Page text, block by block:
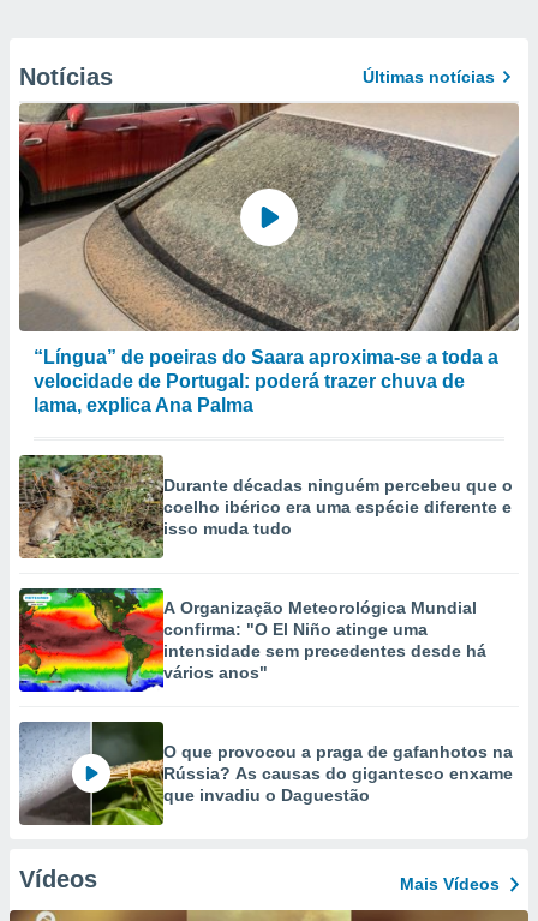
Notícias Últimas notícias
“Língua” de poeiras do Saara aproxima-se a toda a
velocidade de Portugal: poderá trazer chuva de
lama, explica Ana Palma
Durante décadas ninguém percebeu que o
coelho ibérico era uma espécie diferente e
isso muda tudo
A Organização Meteorológica Mundial
confirma: "O El Niño atinge uma
intensidade sem precedentes desde há
vários anos"
O que provocou a praga de gafanhotos na
Rússia? As causas do gigantesco enxame
que invadiu o Daguestão
Vídeos Mais Vídeos